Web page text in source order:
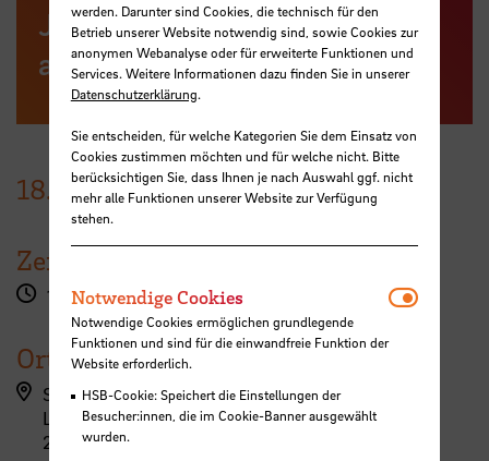
Jetzt zum Workshop
anmelden
18. Mai2026
Zeit
14:15 - 18:15 Uhr
Ort
StudiumPlus (ZLL)
Langemarckstraße 113
28199 Bremen
werden. Darunter sind Cookies, die technisch für den
Betrieb unserer Website notwendig sind, sowie Cookies zur
anonymen Webanalyse oder für erweiterte Funktionen und
Services. Weitere Informationen dazu finden Sie in unserer
Datenschutzerklärung.
Sie entscheiden, für welche Kategorien Sie dem Einsatz von
Cookies zustimmen möchten und für welche nicht. Bitte
berücksichtigen Sie, dass Ihnen je nach Auswahl ggf. nicht
mehr alle Funktionen unserer Website zur Verfügung
stehen.
Notwendige Cookies
Notwendige Cookies ermöglichen grundlegende
Funktionen und sind für die einwandfreie Funktion der
Website erforderlich.
HSB-Cookie: Speichert die Einstellungen der
Besucher:innen, die im Cookie-Banner ausgewählt
wurden.